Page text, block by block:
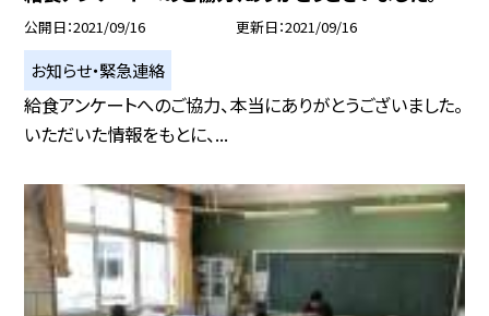
公開日 2021/09/16 更新日 2021/09/16
お知らせ・緊急連絡
給食アンケートへのご協力、本当にありがとうございました。
いただいた情報をもとに、...